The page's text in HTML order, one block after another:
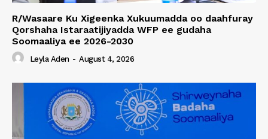
R/Wasaare Ku Xigeenka Xukuumadda oo daahfuray
Qorshaha Istaraatijiyadda WFP ee gudaha
Soomaaliya ee 2026-2030
Leyla Aden - August 4, 2026